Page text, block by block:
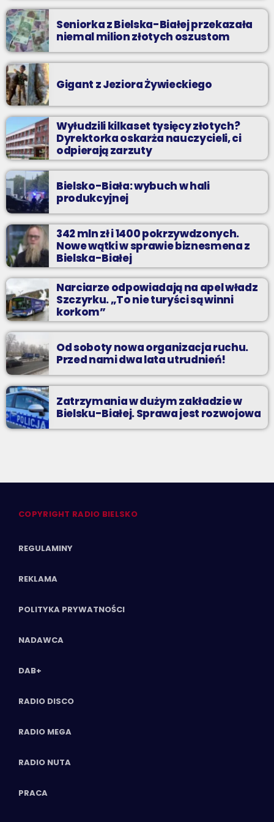
Seniorka z Bielska-Białej przekazała
niemal milion złotych oszustom
Gigant z Jeziora Żywieckiego
Wyłudzili kilkaset tysięcy złotych?
Dyrektorka oskarża nauczycieli, ci
odpierają zarzuty
Bielsko-Biała: wybuch w hali
produkcyjnej
342 mln zł i 1400 pokrzywdzonych.
Nowe wątki w sprawie biznesmena z
Bielska-Białej
Narciarze odpowiadają na apel władz
Szczyrku. „To nie turyści są winni
korkom”
Od soboty nowa organizacja ruchu.
Przed nami dwa lata utrudnień!
Zatrzymania w dużym zakładzie w
Bielsku-Białej. Sprawa jest rozwojowa
COPYRIGHT RADIO BIELSKO
REGULAMINY
REKLAMA
POLITYKA PRYWATNOŚCI
NADAWCA
DAB+
RADIO DISCO
RADIO MEGA
RADIO NUTA
PRACA